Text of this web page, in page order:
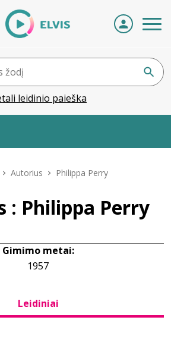
leidinio paieška
Autorius Philippa Perry
: Philippa Perry
Gimimo metai:
1957
Leidiniai